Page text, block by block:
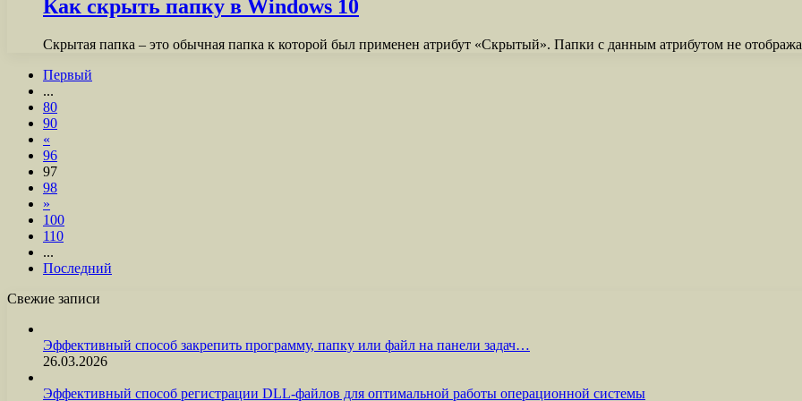
Как скрыть папку в Windows 10
Скрытая папка – это обычная папка к которой был применен атрибут «Скрытый». Папки с данным атрибутом не
Первый
...
80
90
«
96
97
98
»
100
110
...
Последний
Свежие записи
Эффективный способ закрепить программу, папку или файл на панели задач…
26.03.2026
Эффективный способ регистрации DLL-файлов для оптимальной работы операционной системы